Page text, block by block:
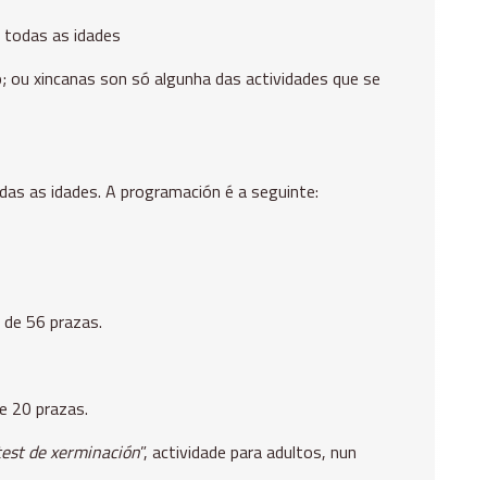
as idades
xincanas son só algunha das actividades que se
as idades. A programación é a seguinte:
56 prazas.
20 prazas.
de xerminación”, actividade para adultos, nun